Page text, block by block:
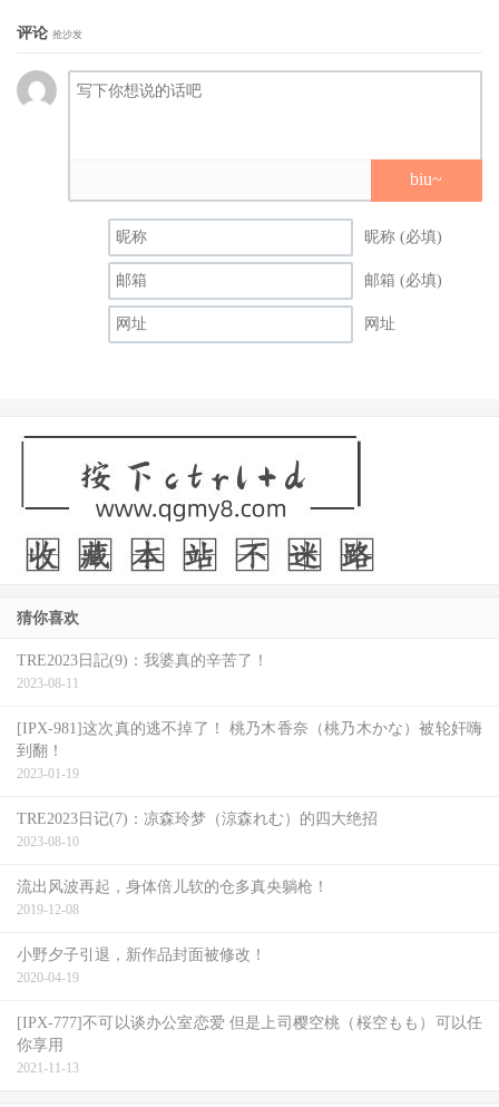
评论 抢沙发
biu~
昵称 (必填)
邮箱 (必填)
网址
猜你喜欢
TRE2023日記(9)：我婆真的辛苦了！
2023-08-11
[IPX-981]这次真的逃不掉了！ 桃乃木香奈（桃乃木かな）被轮奸嗨
到翻！
2023-01-19
TRE2023日记(7)：凉森玲梦（涼森れむ）的四大绝招
2023-08-10
流出风波再起，身体倍儿软的仓多真央躺枪！
2019-12-08
小野夕子引退，新作品封面被修改！
2020-04-19
[IPX-777]不可以谈办公室恋爱 但是上司樱空桃（桜空もも）可以任
你享用
2021-11-13